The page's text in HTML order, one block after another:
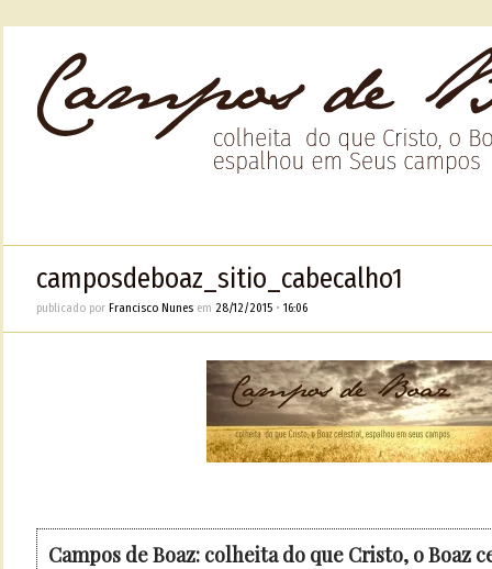
camposdeboaz_sitio_cabecalho1
publicado por Francisco Nunesem 28/12/2015• 16:06
Campos de Boaz: colheita do que Cristo, o Boaz